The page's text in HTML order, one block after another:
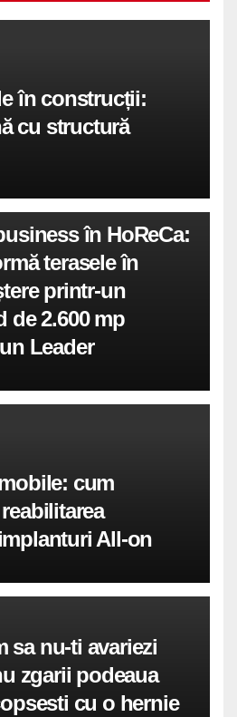
în construcții:
cu structură
în HoReCa:
terasele în
printr-un
de 2.600 mp
Leader
cum
All-on
sa nu-ti avariezi
zgarii podeaua
cu o hernie